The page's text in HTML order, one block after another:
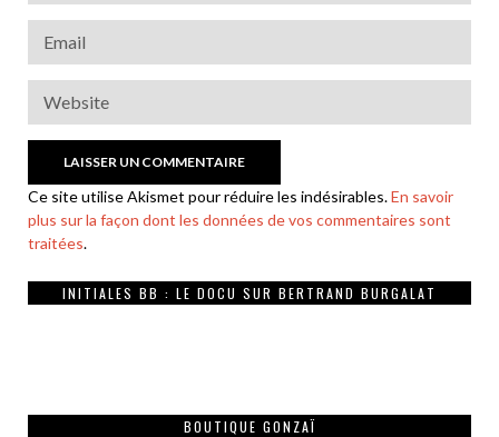
Ce site utilise Akismet pour réduire les indésirables.En savoir
plus sur la façon dont les données de vos commentaires sont
traitées.
INITIALES BB : LE DOCU SUR BERTRAND BURGALAT
BOUTIQUE GONZAÏ